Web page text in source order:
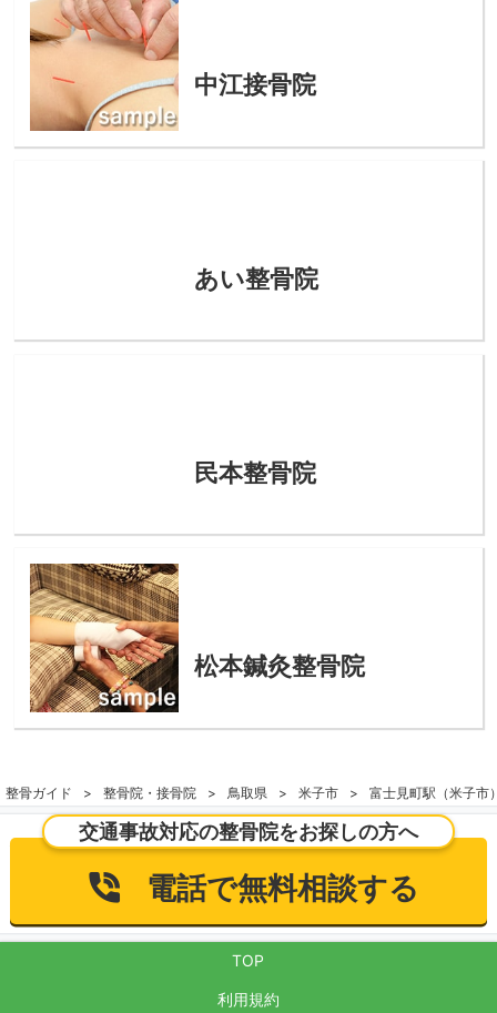
中江接骨院
あい整骨院
民本整骨院
松本鍼灸整骨院
整骨ガイド 整骨院・接骨院 鳥取県 米子市 富士見町駅（米子市
交通事故対応の整骨院をお探しの方へ
電話で無料相談する
TOP
利用規約